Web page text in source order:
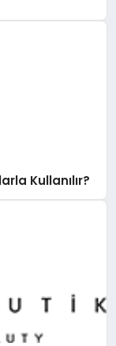
Kullanılır?